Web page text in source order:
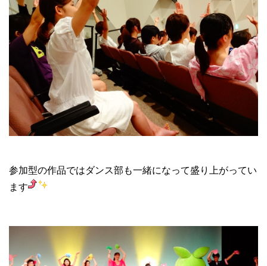
参加型の作品ではダンス部も一緒になって盛り上がってい
ます